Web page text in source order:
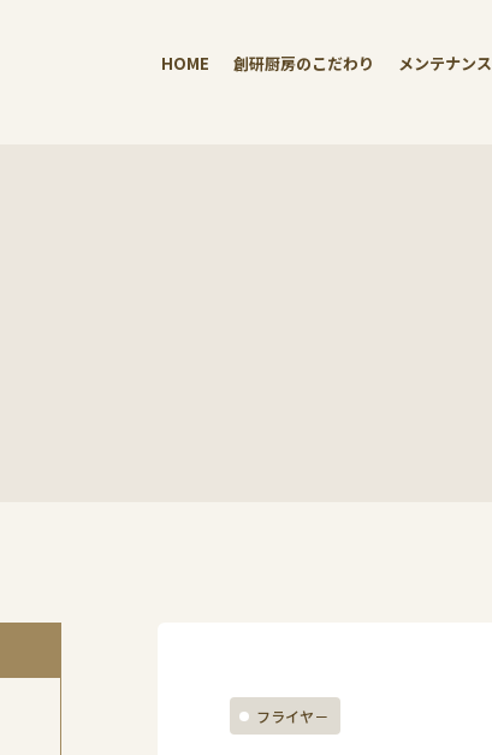
HOME 創研厨房のこだわり メンテナンス
フライヤ－